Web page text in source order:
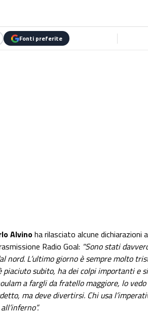
Fonti preferite
Alvinoha rilasciato alcune dichiarazioni
Radio Goal: "Sono stati
nord. L’ultimo giorno è sempre molto
piaciuto subito, ha dei colpi importanti e
a fargli da fratello maggiore, lo vedo
ma deve divertirsi. Chi usa